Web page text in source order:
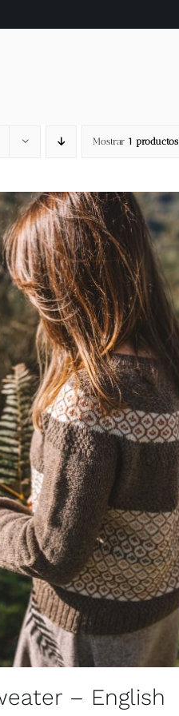
Mostrar 1 productos
– English